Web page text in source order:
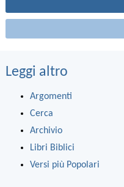
Leggi altro
Argomenti
Cerca
Archivio
Libri Biblici
Versi più Popolari